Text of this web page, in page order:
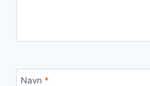
Navn *